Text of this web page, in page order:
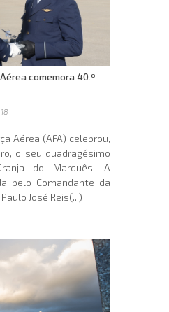
comemora 40.º
Aérea (AFA) celebrou,
o seu quadragésimo
do Marquês. A
pelo Comandante da
José Reis(...)